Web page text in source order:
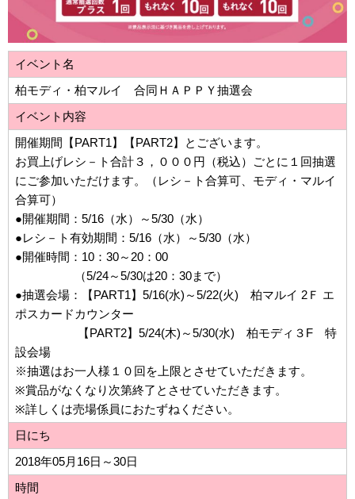
イベント名
柏モディ・柏マルイ 合同ＨＡＰＰＹ抽選会
イベント内容
開催期間【PART1】【PART2】とございます。
お買上げレシ－ト合計３，０００円（税込）ごとに１回抽選
にご参加いただけます。（レシ－ト合算可、モディ・マルイ
合算可）
●開催期間：5/16（水）～5/30（水）
●レシ－ト有効期間：5/16（水）～5/30（水）
●開催時間：10：30～20：00
（5/24～5/30は20：30まで）
●抽選会場：【PART1】5/16(水)～5/22(火) 柏マルイ 2Ｆ エ
ポスカードカウンター
【PART2】5/24(木)～5/30(水) 柏モディ３F 特
設会場
※抽選はお一人様１０回を上限とさせていただきます。
※賞品がなくなり次第終了とさせていただきます。
※詳しくは売場係員におたずねください。
日にち
2018年05月16日～30日
時間